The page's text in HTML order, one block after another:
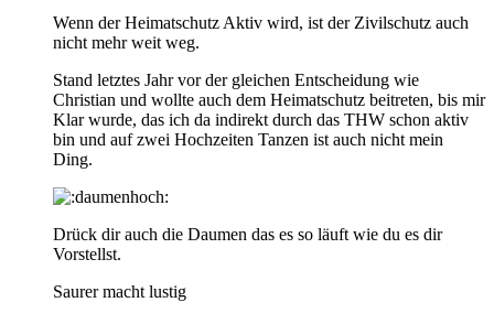
Wenn der Heimatschutz Aktiv wird, ist der Zivilschutz auch
nicht mehr weit weg.
Stand letztes Jahr vor der gleichen Entscheidung wie
Christian und wollte auch dem Heimatschutz beitreten, bis mir
Klar wurde, das ich da indirekt durch das THW schon aktiv
bin und auf zwei Hochzeiten Tanzen ist auch nicht mein
Ding.
Drück dir auch die Daumen das es so läuft wie du es dir
Vorstellst.
Saurer macht lustig